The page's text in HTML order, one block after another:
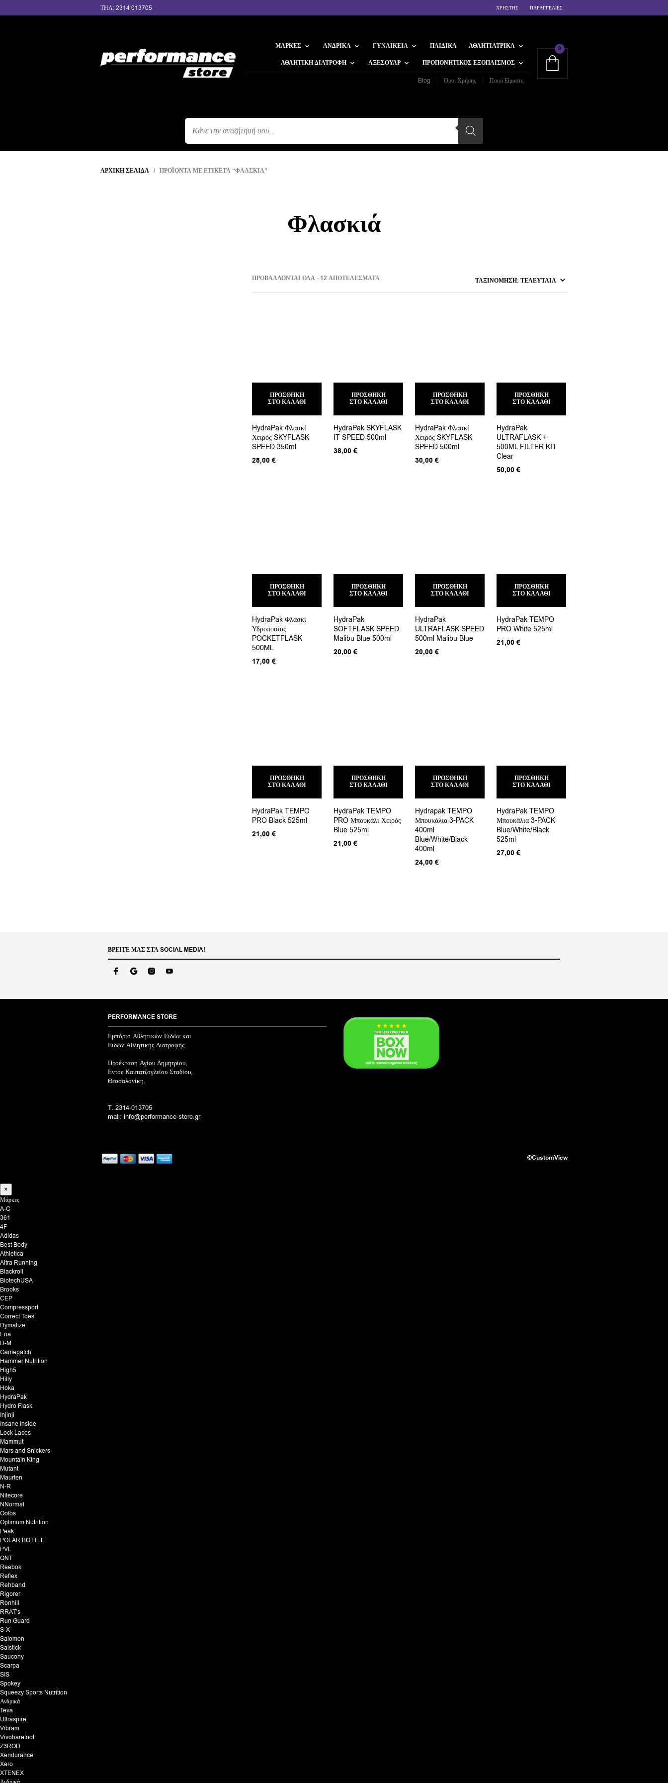
ΤΗΛ: 2314 013705 ΧΡΗΣΤΗΣ ΠΑΡΑΓΓΕΛΙΕΣ
ΜΆΡΚΕΣ ΑΝΔΡΙΚΆ ΓΥΝΑΙΚΕΊΑ ΠΑΙΔΙΚΆ
ΑΘΛΗΤΙΑΤΡΙΚΆ
ΑΘΛΗΤΙΚΉ ΔΙΑΤΡΟΦΉ
ΑΞΕΣΟΥΆΡ ΠΡΟΠΟΝΗΤΙΚΌΣ ΕΞΟΠΛΙΣΜΌΣ
Blog Όροι Χρήσης Ποιοί Είμαστε
0
ΑΝΑΖΉΤΗΣΗ
ΠΡΟΪΌΝΤΩΝ
ΑΡΧΙΚΉ ΣΕΛΊΔΑ / ΠΡΟΪΌΝΤΑ ΜΕ ΕΤΙΚΈΤΑ “ΦΛΑΣΚΙΆ”
Φλασκιά
ΠΡΟΒΆΛΛΟΝΤΑΙ ΌΛΑ - 12 ΑΠΟΤΕΛΈΣΜΑΤΑSORTED
LATEST
ΠΡΟΣΘΉΚΗ
ΣΤΟ ΚΑΛΆΘΙ
HydraPak Φλασκί
Χειρός SKYFLASK
SPEED 350ml
28,00 €
ΠΡΟΣΘΉΚΗ
ΣΤΟ ΚΑΛΆΘΙ
HydraPak SKYFLASK
IT SPEED 500ml
38,00€
ΠΡΟΣΘΉΚΗ
ΣΤΟ ΚΑΛΆΘΙ
HydraPak Φλασκί
Χειρός SKYFLASK
SPEED 500ml
30,00€
ΠΡΟΣΘΉΚΗ
ΣΤΟ ΚΑΛΆΘΙ
HydraPak
ULTRAFLASK +
500ML FILTER KIT
Clear
50,00€
ΠΡΟΣΘΉΚΗ
ΣΤΟ ΚΑΛΆΘΙ
HydraPak Φλασκί
Υδροποσίας
POCKETFLASK
500ML
17,00 €
ΠΡΟΣΘΉΚΗ
ΣΤΟ ΚΑΛΆΘΙ
HydraPak
SOFTFLASK SPEED
Malibu Blue 500ml
20,00€
ΠΡΟΣΘΉΚΗ
ΣΤΟ ΚΑΛΆΘΙ
HydraPak
ULTRAFLASK SPEED
500ml Malibu Blue
20,00€
ΠΡΟΣΘΉΚΗ
ΣΤΟ ΚΑΛΆΘΙ
HydraPak TEMPO
PRO White 525ml
21,00€
ΠΡΟΣΘΉΚΗ
ΣΤΟ ΚΑΛΆΘΙ
HydraPak TEMPO
PRO Black 525ml
21,00 €
ΠΡΟΣΘΉΚΗ
ΣΤΟ ΚΑΛΆΘΙ
HydraPak TEMPO
PRO Μπουκάλι Χειρός
Blue 525ml
21,00€
ΠΡΟΣΘΉΚΗ
ΣΤΟ ΚΑΛΆΘΙ
Hydrapak TEMPO
Μπουκάλια 3-PACK
400ml
Blue/White/Black
400ml
24,00€
ΠΡΟΣΘΉΚΗ
ΣΤΟ ΚΑΛΆΘΙ
HydraPak TEMPO
Μπουκάλια 3-PACK
Blue/White/Black
525ml
27,00€
ΒΡΕΊΤΕ ΜΑΣ ΣΤΑ SOCIAL MEDIA!
PERFORMANCE STORE
Εμπόριο Αθλητικών Ειδών και
Ειδών Αθλητικής Διατροφής
Προέκταση Αγίου Δημητρίου,
Εντός Καυτατζογλείου Σταδίου,
Θεσσαλονίκη.
T. 2314-013705
mail: info@performance-store.gr
©CustomView
×
Μάρκες
A-C
361
4F
Adidas
Best Body
Athletica
Altra Running
Blackroll
BiotechUSA
Brooks
CEP
Compressport
Correct Toes
Dymatize
Ena
D-M
Gamepatch
Hammer Nutrition
High5
Hilly
Hoka
HydraPak
Hydro Flask
Injinji
Insane Inside
Lock Laces
Mammut
Mars and Snickers
Mountain King
Mutant
Maurten
N-R
Nitecore
NNormal
Oofos
Optimum Nutrition
Peak
POLAR BOTTLE
PVL
QNT
Reebok
Reflex
Rehband
Rigorer
Ronhill
RRAT’s
Run Guard
S-X
Salomon
Salstick
Saucony
Scarpa
SIS
Spokey
Squeezy Sports Nutrition
Ανδρικά
Teva
Ultraspire
Vibram
Vivobarefoot
Z3ROD
Xendurance
Xero
XTENEX